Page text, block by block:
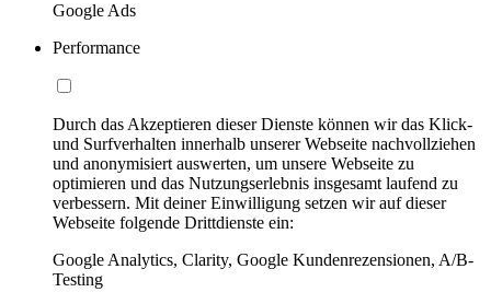
Google Ads
Performance
Durch das Akzeptieren dieser Dienste können wir das Klick-
und Surfverhalten innerhalb unserer Webseite nachvollziehen
und anonymisiert auswerten, um unsere Webseite zu
optimieren und das Nutzungserlebnis insgesamt laufend zu
verbessern. Mit deiner Einwilligung setzen wir auf dieser
Webseite folgende Drittdienste ein:
Google Analytics, Clarity, Google Kundenrezensionen, A/B-
Testing